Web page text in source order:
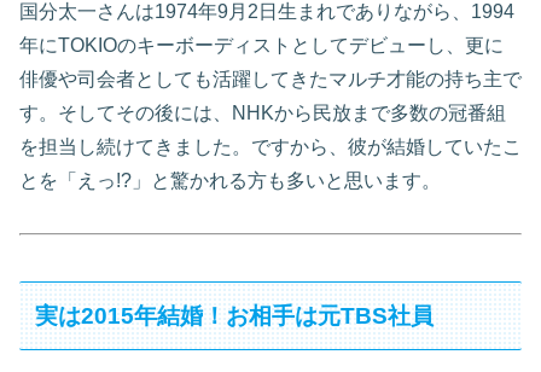
国分太一さんは1974年9月2日生まれでありながら、1994
年にTOKIOのキーボーディストとしてデビューし、更に
俳優や司会者としても活躍してきたマルチ才能の持ち主で
す。そしてその後には、NHKから民放まで多数の冠番組
を担当し続けてきました 。ですから、彼が結婚していたこ
とを「えっ!?」と驚かれる方も多いと思います。
実は2015年結婚！お相手は元TBS社員